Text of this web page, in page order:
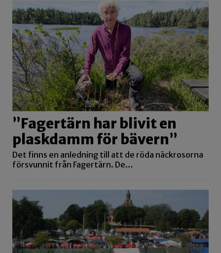
”Fagertärn har blivit en
plaskdamm för bävern”
Det finns en anledning till att de röda näckrosorna
försvunnit från Fagertärn. De…